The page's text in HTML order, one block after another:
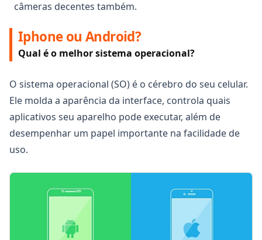
câmeras decentes também.
Iphone ou Android?
Qual é o melhor sistema operacional?
O sistema operacional (SO) é o cérebro do seu celular.
Ele molda a aparência da interface, controla quais
aplicativos seu aparelho pode executar, além de
desempenhar um papel importante na facilidade de
uso.